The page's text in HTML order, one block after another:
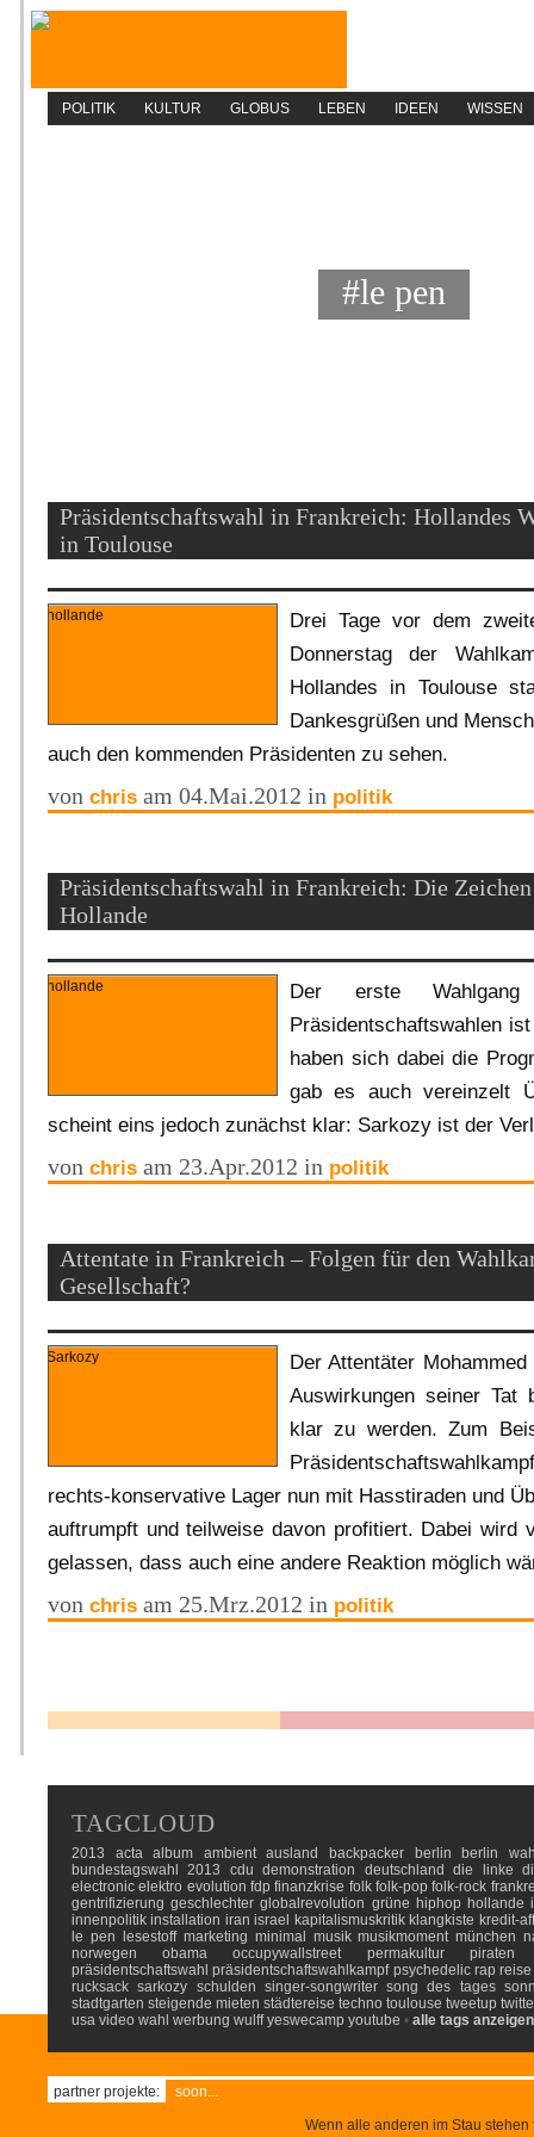
POLITIK KULTUR GLOBUS LEBEN IDEEN WISSEN
#le pen
Präsidentschaftswahl in Frankreich: Hollandes
in Toulouse
Drei Tage vor dem
Donnerstag der
Hollandes in Toulouse
Dankesgrüßen und
auch den kommenden Präsidenten zu sehen.
von chris am 04.Mai.2012 in politik
Präsidentschaftswahl in Frankreich: Die
Hollande
Der erste Wahlgang
Präsidentschaftswahlen
haben sich dabei die
gab es auch vereinzelt
scheint eins jedoch zunächst klar: Sarkozy ist der
von chris am 23.Apr.2012 in politik
Attentate in Frankreich – Folgen für den
Gesellschaft?
Der Attentäter
Auswirkungen seiner Tat
klar zu werden. Zum
rechts-konservative Lager nun mit Hasstiraden und
auftrumpft und teilweise davon profitiert. Dabei wird
gelassen, dass auch eine andere Reaktion möglich
von chris am 25.Mrz.2012 in politik
TAGCLOUD
2013 acta album ambient ausland backpacker berlin
berlin
bundestagswahl 2013
cdu demonstration deutschland die linke
electronic elektro evolution fdp finanzkrise folk folk-pop folk-rock
gentrifizierung geschlechter globalrevolution grüne hiphop hollande
innenpolitik installation iran israel kapitalismuskritik klangkiste kredit-
le pen
lesestoff marketing minimal musik musikmoment münchen
norwegen
obama occupywallstreet permakultur
piraten
präsidentschaftswahl präsidentschaftswahlkampf psychedelic rap reise
rucksack sarkozy schulden singer-songwriter song des tages
stadtgarten steigende mieten städtereise techno toulouse tweetup
usa video wahl werbung wulff yeswecamp youtube • alle tags anzeigen
partner projekte:
soon...
Wenn alle anderen im Stau